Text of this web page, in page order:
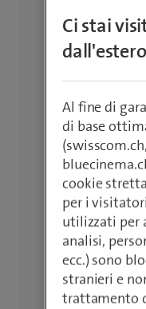
Ci stai
dall'estero
Al fine di
di base
cookie
per i
utilizzati per
analisi,
ecc.) sono
stranieri e
trattamento